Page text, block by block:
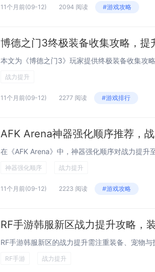
11个月前(09-12) 2094 阅读 #游戏攻略
博德之门3终极装备收集攻略，提
战力提升
11个月前(09-12) 2277 阅读 #游戏排行
AFK Arena神器强化顺序推荐，
神器强化顺序 战力提升
11个月前(09-12) 2223 阅读 #游戏攻略
RF手游韩服新区战力提升攻略，
RF手游 战力提升